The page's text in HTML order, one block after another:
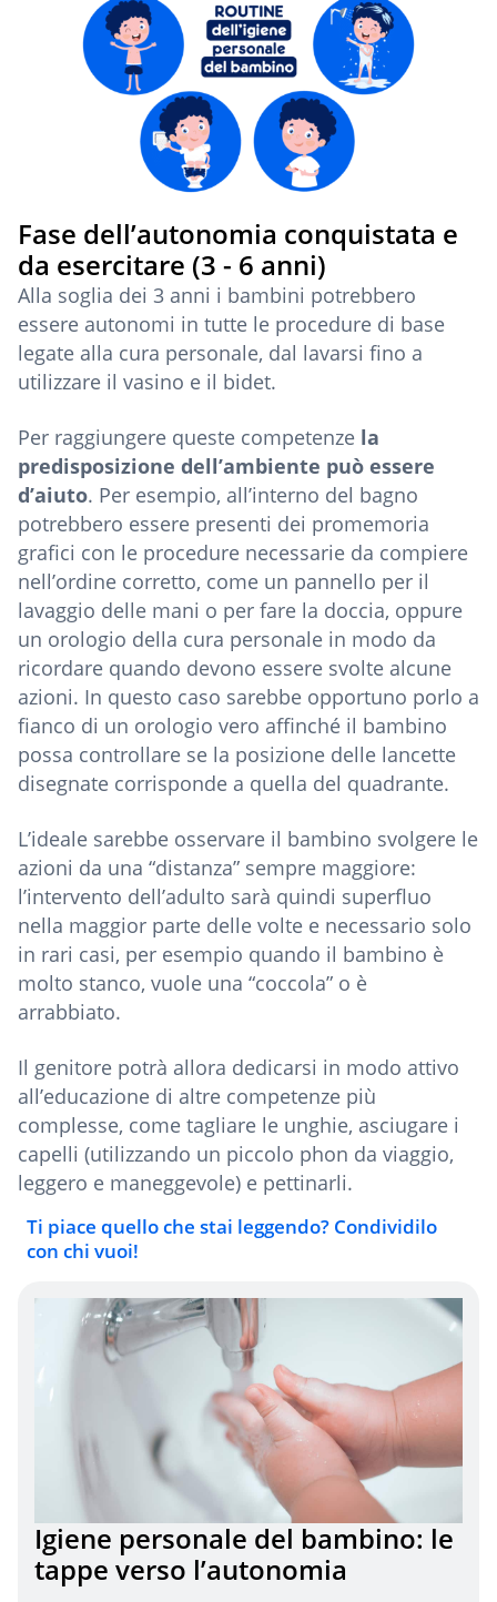
Fase dell’autonomia conquistata e
da esercitare (3 - 6 anni)
Alla soglia dei 3 anni i bambini potrebbero
essere autonomi in tutte le procedure di base
legate alla cura personale, dal lavarsi fino a
utilizzare il vasino e il bidet.
Per raggiungere queste competenze la
predisposizione dell’ambiente può essere
d’aiuto. Per esempio, all’interno del bagno
potrebbero essere presenti dei promemoria
grafici con le procedure necessarie da compiere
nell’ordine corretto, come un pannello per il
lavaggio delle mani o per fare la doccia, oppure
un orologio della cura personale in modo da
ricordare quando devono essere svolte alcune
azioni. In questo caso sarebbe opportuno porlo a
fianco di un orologio vero affinché il bambino
possa controllare se la posizione delle lancette
disegnate corrisponde a quella del quadrante.
L’ideale sarebbe osservare il bambino svolgere le
azioni da una “distanza” sempre maggiore:
l’intervento dell’adulto sarà quindi superfluo
nella maggior parte delle volte e necessario solo
in rari casi, per esempio quando il bambino è
molto stanco, vuole una “coccola” o è
arrabbiato.
Il genitore potrà allora dedicarsi in modo attivo
all’educazione di altre competenze più
complesse, come tagliare le unghie, asciugare i
capelli (utilizzando un piccolo phon da viaggio,
leggero e maneggevole) e pettinarli.
Ti piace quello che stai leggendo? Condividilo
con chi vuoi!
Igiene personale del bambino: le
tappe verso l’autonomia